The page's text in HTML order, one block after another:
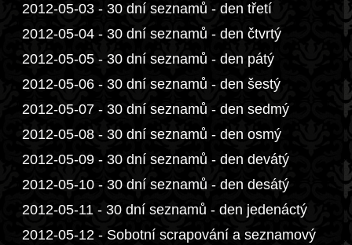
2012-05-03 - 30 dní seznamů - den třetí
2012-05-04 - 30 dní seznamů - den čtvrtý
2012-05-05 - 30 dní seznamů - den pátý
2012-05-06 - 30 dní seznamů - den šestý
2012-05-07 - 30 dní seznamů - den sedmý
2012-05-08 - 30 dní seznamů - den osmý
2012-05-09 - 30 dní seznamů - den devátý
2012-05-10 - 30 dní seznamů - den desátý
2012-05-11 - 30 dní seznamů - den jedenáctý
2012-05-12 - Sobotní scrapování a seznamový